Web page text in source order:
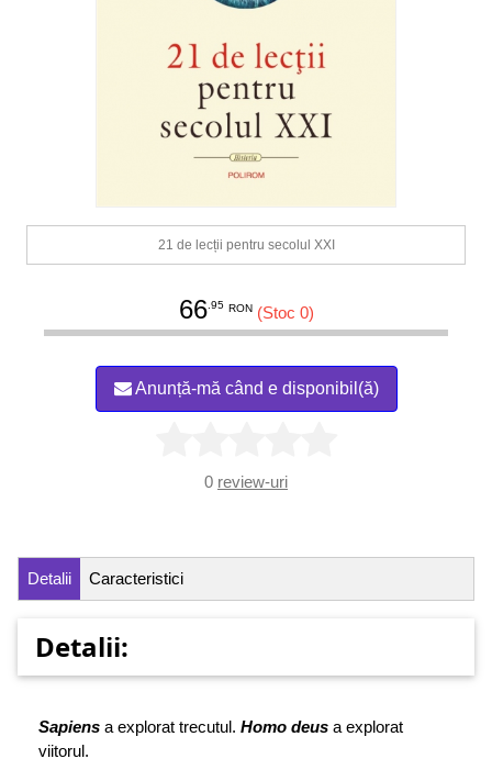
21 de lecții pentru secolul XXI
66.95 RON (Stoc 0)
Anunță-mă când e disponibil(ă)
0 review-uri
Detalii Caracteristici
Detalii:
Sapiens a explorat trecutul. Homo deus a explorat
viitorul.